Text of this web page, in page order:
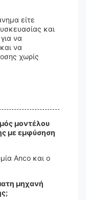
είτε
και
να
να
χωρίς
μοντέλου
με εμφύσηση
Anco και ο
μηχανή